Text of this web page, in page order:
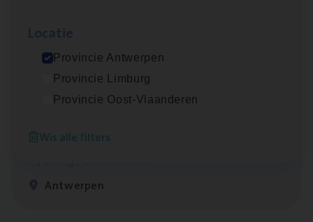
Provincie Antwerpen
Provincie Limburg
Provincie Oost-Vlaanderen
Wis alle filters
Insurance Operations
Beveren
Test Ana­lyst
Antwerpen